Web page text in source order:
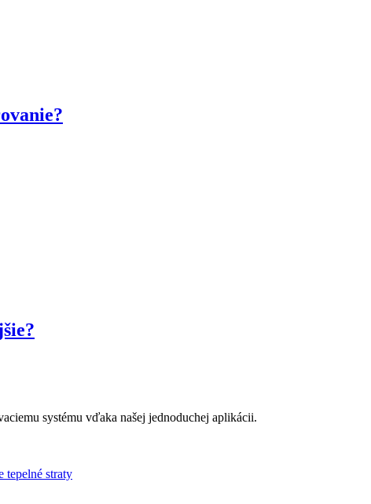
systému vďaka našej jednoduchej aplikácii.
tepelné straty